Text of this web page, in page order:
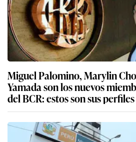
Miguel Palomino, Marylin
Yamada son los nuevos
del BCR: estos son sus perfiles